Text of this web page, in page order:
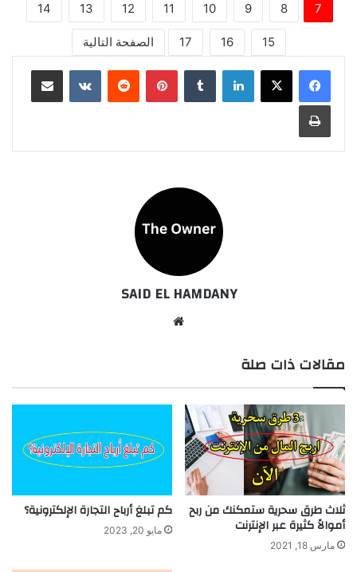
7
8
9
10
11
12
13
14
15
16
17
الصفحة التالية
لينكدإن
بينتيريست مشاركة عبر البريد
طباعة
SAID EL HAMDANY
مقالات ذات صلة
ثلاث طرق سحرية ستمكنك من ربح
أموالاً كثيرة عبر الإنترنت
مارس 18, 2021
كم تبلغ أرباح التجارة الإلكترونية؟
مايو 20, 2023